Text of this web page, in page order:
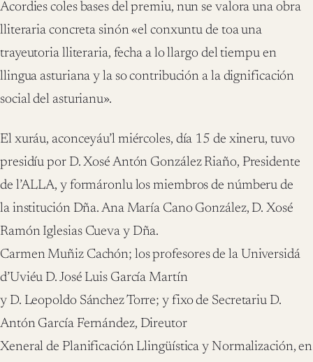
Acordies coles bases del premiu, nun se valora una obra
lliteraria concreta sinón «el conxuntu de toa una
trayeutoria lliteraria, fecha a lo llargo del tiempu en
llingua asturiana y la so contribución a la dignificación
social del asturianu».
El xuráu, aconceyáu’l miércoles, día 15 de xineru, tuvo
presidíu por D. Xosé Antón González Riaño, Presidente
de l’ALLA, y formáronlu los miembros de númberu de
la institución Dña. Ana María Cano González, D. Xosé
Ramón Iglesias Cueva y Dña.
Carmen Muñiz Cachón; los profesores de la Universidá
d’Uviéu D. José Luis García Martín
y D. Leopoldo Sánchez Torre; y fixo de Secretariu D.
Antón García Fernández, Direutor
Xeneral de Planificación Llingüística y Normalización, en